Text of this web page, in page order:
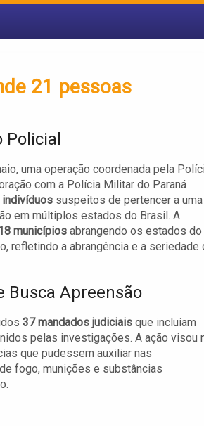
21 pessoas
Policial
uma operação coordenada pela
com a Polícia Militar do Paraná
indivíduos suspeitos de pertencer a uma
em múltiplos estados do Brasil. A
municípios abrangendo os estados do
refletindo a abrangência e a seriedade
Busca Apreensão
37 mandados judiciais que incluíam
pelas investigações. A ação visou
que pudessem auxiliar nas
fogo, munições e substâncias